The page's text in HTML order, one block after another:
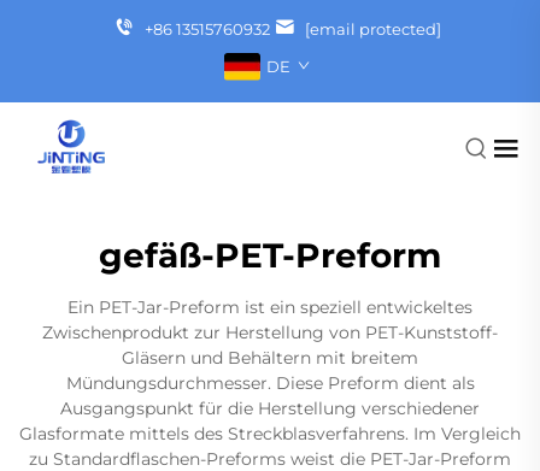
+86 13515760932
[email protected]
DE
gefäß-PET-Preform
Ein PET-Jar-Preform ist ein speziell entwickeltes
Zwischenprodukt zur Herstellung von PET-Kunststoff-
Gläsern und Behältern mit breitem
Mündungsdurchmesser. Diese Preform dient als
Ausgangspunkt für die Herstellung verschiedener
Glasformate mittels des Streckblasverfahrens. Im Vergleich
zu Standardflaschen-Preforms weist die PET-Jar-Preform